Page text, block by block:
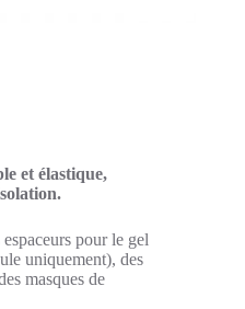
et élastique,
pour le gel
uniquement), des
masques de